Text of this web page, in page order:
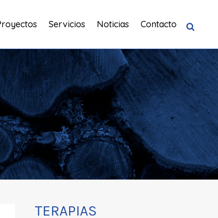
Servicios Noticias Contacto
TERAPIAS